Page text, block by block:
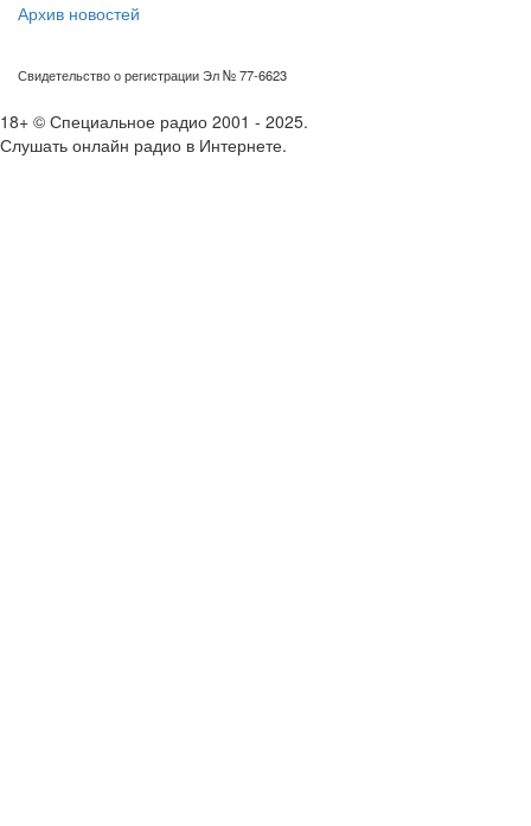
Архив новостей
Свидетельство о регистрации Эл № 77-6623
18+ © Специальное радио 2001 - 2025.
Слушать онлайн радио в Интернете.